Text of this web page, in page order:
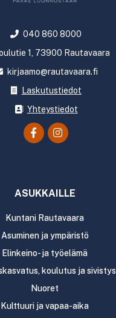
040 860 8000
1, 73900 Rautavaara
kirjaamo@rautavaara.fi
Laskutustiedot
Yhteystiedot
ASUKKAILLE
Kuntani Rautavaara
Asuminen ja ympäristö
Elinkeino- ja työelämä
koulutus ja sivistys
Nuoret
Kulttuuri ja vapaa-aika